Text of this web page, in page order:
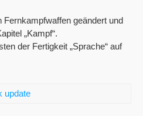
Fernkampfwaffen geändert und
„Kampf“.
der Fertigkeit „Sprache“ auf
update